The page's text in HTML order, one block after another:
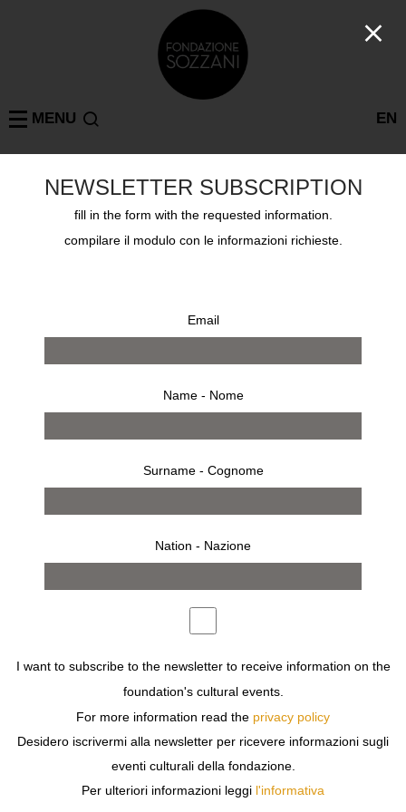
EN
MENU
Mostre passate SEOUL
PAOLO ROVERSI PHOTOGRAPHS
22 marzo 2011 - 8 maggio 2011
comunicato stampa opere
bio
NEWSLETTER SUBSCRIPTION
fill in the form with the requested information.
compilare il modulo con le informazioni richieste.
Email
Name - Nome
Surname - Cognome
Nation - Nazione
I want to subscribe to the newsletter to receive information on the
foundation's cultural events.
For more information read the privacy policy
Desidero iscrivermi alla newsletter per ricevere informazioni sugli
eventi culturali della fondazione.
Per ulteriori informazioni leggi l'informativa